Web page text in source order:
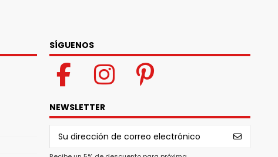
SÍGUENOS
NEWSLETTER